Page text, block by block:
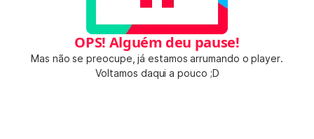
OPS! Alguém deu pause!
Mas não se preocupe, já estamos arrumando o player.
Voltamos daqui a pouco ;D